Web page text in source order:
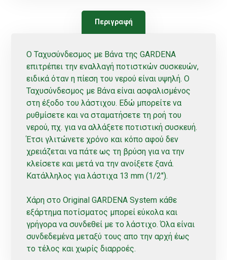
Περιγραφή
Ο Ταχυσύνδεσμος με Βάνα της GARDENA
επιτρέπει την εναλλαγή ποτιστκών συσκευών,
ειδικά όταν η πίεση του νερού είναι υψηλή. Ο
Ταχυσύνδεσμος με Βάνα είναι ασφαλισμένος
στη έξοδο του λάστιχου. Εδώ μπορείτε να
ρυθμίσετε και να σταματήσετε τη ροή του
νερού, πχ. για να αλλάξετε ποτιστική συσκευή.
Έτσι γλιτώνετε χρόνο και κόπο αφού δεν
χρειάζεται να πάτε ως τη βρύση για να την
κλείσετε και μετά να την ανοίξετε ξανά.
Κατάλληλος για λάστιχα 13 mm (1/2″).
Χάρη στο Original GARDENA System κάθε
εξάρτημα ποτίσματος μπορεί εύκολα και
γρήγορα να συνδεθεί με το λάστιχο. Όλα είναι
συνδεδεμένα μεταξύ τους απο την αρχή έως
το τέλος και χωρίς διαρροές.